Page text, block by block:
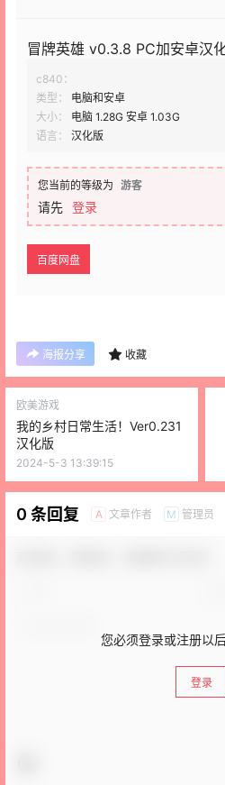
冒牌英雄 v0.3.8 PC加安卓汉
c840：
类型：
电脑和安卓
大小：
电脑 1.28G 安卓 1.03G
语言：
汉化版
您当前的等级为 游客
请先 登录
百度网盘
海报分享 收藏
欧美游戏
我的乡村日常生活！Ver0.231
汉化版
2024-5-3 13:39:15
0 条回复 A 文章作者 M 管理员
您必须登录或注册以
登录